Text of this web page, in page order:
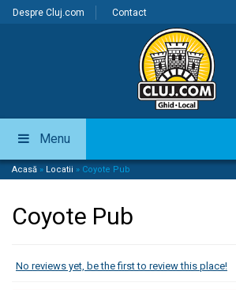
Despre Cluj.com Contact
Menu
Acasă » Locatii » Coyote Pub
Coyote Pub
No reviews yet, be the first to review this place!